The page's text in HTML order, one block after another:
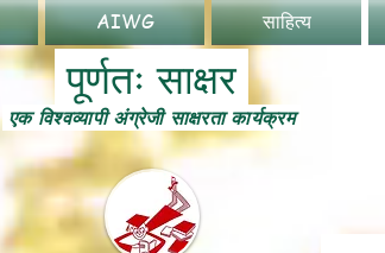
AIWG साहित्य
एक विश्वव्यापी अंग्रेजी साक्षरता कार्यक्रम
पूर्णतः साक्षर